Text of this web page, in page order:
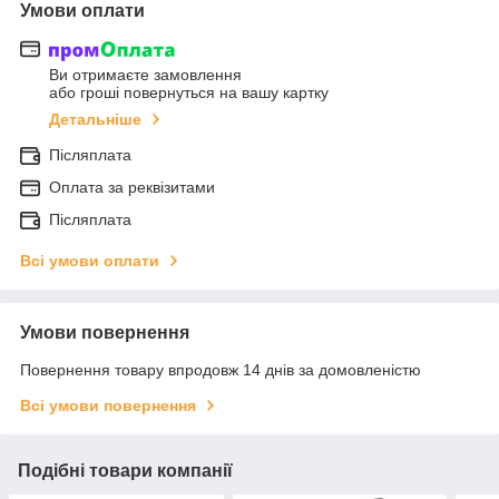
Умови оплати
Ви отримаєте замовлення
або гроші повернуться на вашу картку
Детальніше
Післяплата
Оплата за реквізитами
Післяплата
Всі умови оплати
Умови повернення
Повернення товару впродовж 14 днів за домовленістю
Всі умови повернення
Подібні товари компанії